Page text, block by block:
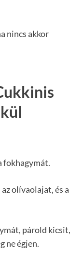
nincs akkor
fokhagymát.
olívaolajat, és a
párold kicsit,
ne égjen.